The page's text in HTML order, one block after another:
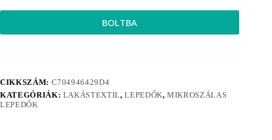
BOLTBA
CIKKSZÁM: C704946429D4
KATEGÓRIÁK: LAKÁSTEXTIL,LEPEDŐK,MIKROSZÁLAS
LEPEDŐK